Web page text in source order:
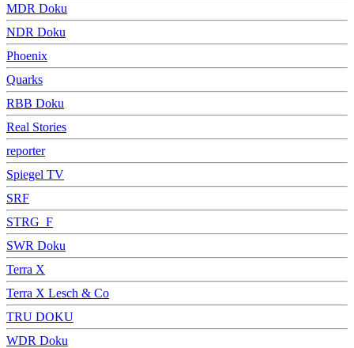
MDR Doku
NDR Doku
Phoenix
Quarks
RBB Doku
Real Stories
reporter
Spiegel TV
SRF
STRG_F
SWR Doku
Terra X
Terra X Lesch & Co
TRU DOKU
WDR Doku